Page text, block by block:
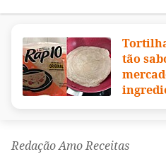
tão
Redação Amo Receitas